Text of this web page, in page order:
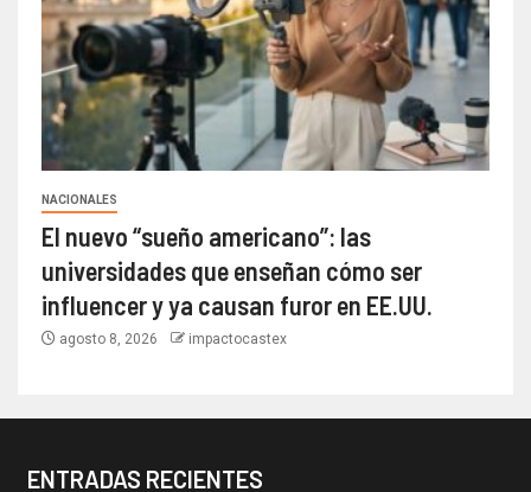
NACIONALES
El nuevo “sueño americano”: las
universidades que enseñan cómo ser
influencer y ya causan furor en EE.UU.
agosto 8, 2026 impactocastex
ENTRADAS RECIENTES